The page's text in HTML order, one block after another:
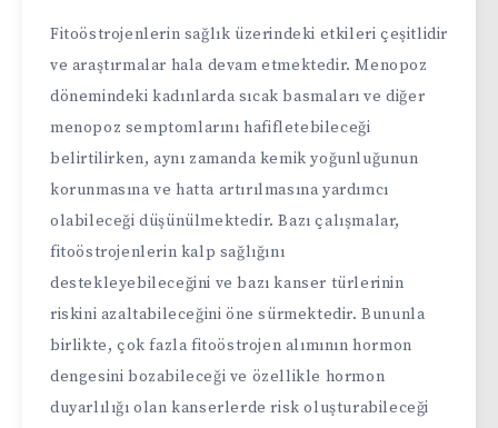
Fitoöstrojenlerin sağlık üzerindeki etkileri çeşitlidir
ve araştırmalar hala devam etmektedir. Menopoz
dönemindeki kadınlarda sıcak basmaları ve diğer
menopoz semptomlarını hafifletebileceği
belirtilirken, aynı zamanda kemik yoğunluğunun
korunmasına ve hatta artırılmasına yardımcı
olabileceği düşünülmektedir. Bazı çalışmalar,
fitoöstrojenlerin kalp sağlığını
destekleyebileceğini ve bazı kanser türlerinin
riskini azaltabileceğini öne sürmektedir. Bununla
birlikte, çok fazla fitoöstrojen alımının hormon
dengesini bozabileceği ve özellikle hormon
duyarlılığı olan kanserlerde risk oluşturabileceği